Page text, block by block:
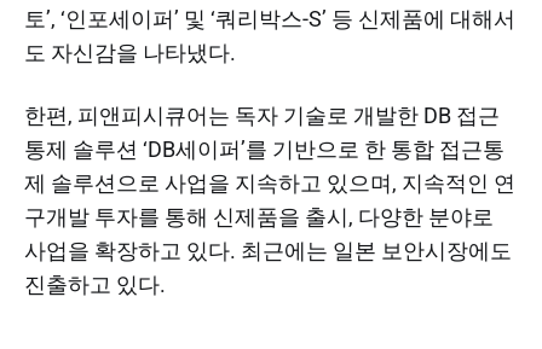
토’, ‘인포세이퍼’ 및 ‘쿼리박스-S’ 등 신제품에 대해서
도 자신감을 나타냈다.​
한편, 피앤피시큐어는 독자 기술로 개발한 DB 접근
통제 솔루션 ‘DB세이퍼’를 기반으로 한 통합 접근통
제 솔루션으로 사업을 지속하고 있으며, 지속적인 연
구개발 투자를 통해 신제품을 출시, 다양한 분야로
사업을 확장하고 있다. 최근에는 일본 보안시장에도
진출하고 있다.